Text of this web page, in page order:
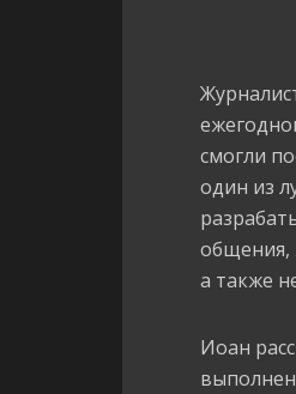
смогли
один из
общения,
а также
Иоан